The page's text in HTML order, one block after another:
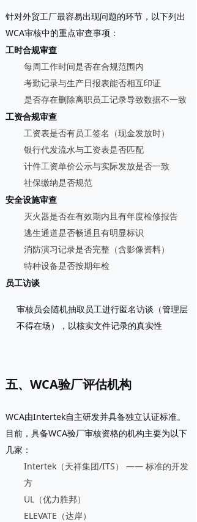
针对外贸工厂最容易出现问题的环节，以下列出
WCA审核中的重点审查事项 ：
工时合规审查
每周工作时间是否在合规范围内
考勤记录与生产日报表能否相互印证
是否存在删除离职员工记录导致数据不一致
工资合规审查
工资表是否有员工签名（现金发放时）
银行代发流水与工资表是否匹配
计件工资单价公示与实际发放是否一致
社保缴纳是否规范
安全设施审查
灭火器是否在有效期内且有年度检修报告
逃生通道是否畅通且有明显标识
消防演习记录是否完整（含影像资料）
特种设备是否按期年检
员工访谈
审核员会随机抽取员工进行匿名访谈 （管理层
不得在场），以核实文件记录的真实性
五、WCA验厂评估机构
WCA由Intertek自主研发并具备独立认证标准。
目前，具备WCA验厂审核资格的机构主要为以下
几家：
Intertek（天祥集团/ITS）
—— 标准的开发
方
UL（优力胜邦）
ELEVATE（达岸）